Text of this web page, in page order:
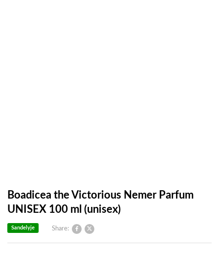
Boadicea the Victorious Nemer Parfum
UNISEX 100 ml (unisex)
Share:
Sandelyje